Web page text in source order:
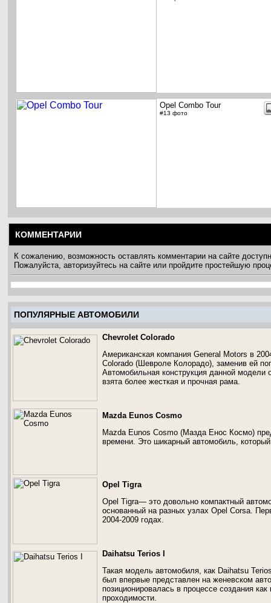
Opel Combo Tour
#13 фото
КОММЕНТАРИИ
К сожалению, возможность оставлять комментарии на сайте
Пожалуйста, авторизуйтесь на сайте или пройдите простейшую
ПОПУЛЯРНЫЕ АВТОМОБИЛИ
Chevrolet Colorado
Американская компания General Motors в
Colorado (Шевроле Колорадо), заменив ей
Автомобильная конструкция данной модели
взята более жесткая и прочная рама.
Mazda Eunos Cosmo
Mazda Eunos Cosmo (Мазда Енос Космо)
времени. Это шикарный автомобиль,
Opel Tigra
Opel Tigra— это довольно компактный
основанный на разных узлах Opel Corsa.
2004-2009 годах.
Daihatsu Terios I
Такая модель автомобиля, как Daihatsu
был впервые представлен на женевском
позиционировалась в процессе создания
проходимости.